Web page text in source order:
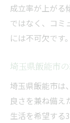
年収
訣
相談
年収
30代男性
結婚
組み
成立率が上がる
ではなく、コミ
には不可欠です。
埼玉県飯能市
埼玉県飯能市は
良さを兼ね備え
生活を希望する